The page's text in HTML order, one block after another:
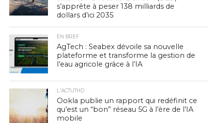
s’apprête à peser 138 milliards de
dollars d’ici 2035
EN BREF
AgTech : Seabex dévoile sa nouvelle
plateforme et transforme la gestion de
l’eau agricole grâce à l’IA
L'ACTUTHD
Ookla publie un rapport qui redéfinit ce
qu’est un “bon” réseau 5G à l’ère de l’IA
mobile